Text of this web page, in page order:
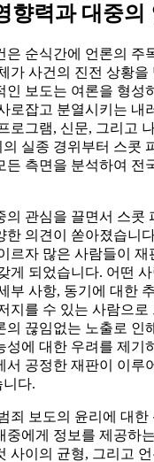
향력과 대중의
은 순식간에 언론의 주
가 사건의 진전 상황을
인 보도는 여론을 형성
로잡고 분열시키는 내
로그램, 신문, 그리고
실종 경위부터 스콧
든 측면을 분석하여 전
의 관심을 끌면서 스콧
한 의견이 쏟아졌습니
르자 많은 사람들이 재
게 되었습니다. 어떤
부 사항, 동기에 대한
지를 수 있는 사람으로
의 끊임없는 노출로 인
성에 대한 우려를 제기
서 공정한 재판이 이루
다.
죄 보도의 윤리에 대한
중에게 정보를 제공하
사이의 균형, 그리고